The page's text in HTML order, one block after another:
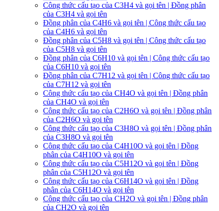
Công thức cấu tạo của C3H4 và gọi tên | Đồng phân
của C3H4 và gọi tên
Đồng phân của C4H6 và gọi tên | Công thức cấu tạo
của C4H6 và gọi tên
Đồng phân của C5H8 và gọi tên | Công thức cấu tạo
của C5H8 và gọi tên
Đồng phân của C6H10 và gọi tên | Công thức cấu tạo
của C6H10 và gọi tên
Đồng phân của C7H12 và gọi tên | Công thức cấu tạo
của C7H12 và gọi tên
Công thức cấu tạo của CH4O và gọi tên | Đồng phân
của CH4O và gọi tên
Công thức cấu tạo của C2H6O và gọi tên | Đồng phân
của C2H6O và gọi tên
Công thức cấu tạo của C3H8O và gọi tên | Đồng phân
của C3H8O và gọi tên
Công thức cấu tạo của C4H10O và gọi tên | Đồng
phân của C4H10O và gọi tên
Công thức cấu tạo của C5H12O và gọi tên | Đồng
phân của C5H12O và gọi tên
Công thức cấu tạo của C6H14O và gọi tên | Đồng
phân của C6H14O và gọi tên
Công thức cấu tạo của CH2O và gọi tên | Đồng phân
của CH2O và gọi tên